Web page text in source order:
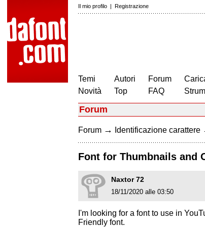
Il mio profilo | Registrazione
Temi
Novità
Autori
Top
Forum
FAQ
Forum
Forum → Identificazione carattere
Font for Thumbnails and
Naxtor 72
18/11/2020 alle 03:50
I'm looking for a font to use in
Friendly font.